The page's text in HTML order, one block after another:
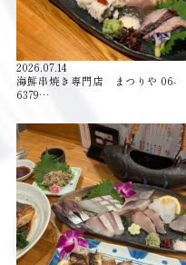
2026.07.14
海鮮串焼き専門店 まつりや 06-
6379…